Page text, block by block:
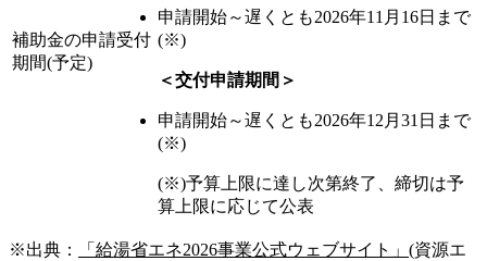
補助金の申請受付
期間(予定)
申請開始～遅くとも2026年11月16日まで
(※)
＜交付申請期間＞
申請開始～遅くとも2026年12月31日まで
(※)
(※)予算上限に達し次第終了、締切は予
算上限に応じて公表
※出典： 「給湯省エネ2026事業公式ウェブサイト」 (資源エ